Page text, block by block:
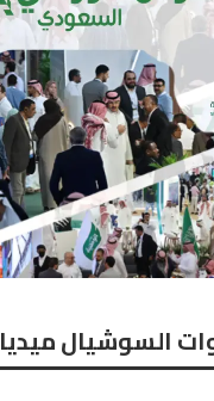
السوشيال ميديا